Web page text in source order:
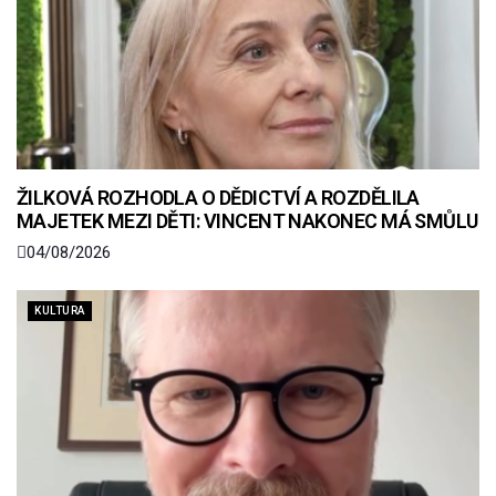
ŽILKOVÁ ROZHODLA O DĚDICTVÍ A ROZDĚLILA
MAJETEK MEZI DĚTI: VINCENT NAKONEC MÁ SMŮLU
04/08/2026
KULTURA